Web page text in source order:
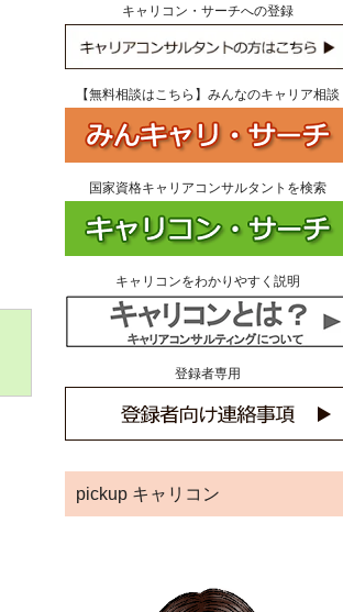
キャリコン・サーチへの登録
【無料相談はこちら】みんなのキャリア相談
国家資格キャリアコンサルタントを検索
キャリコンをわかりやすく説明
登録者専用
pickup キャリコン